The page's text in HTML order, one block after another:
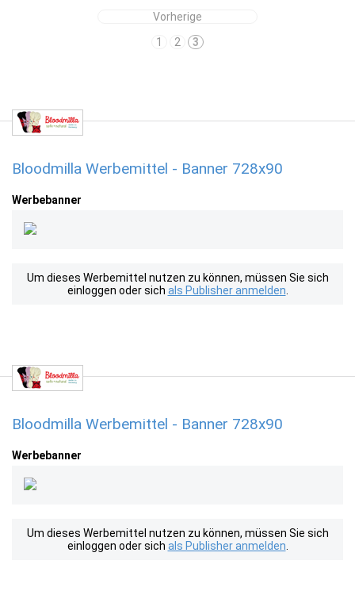
Vorherige
1
2 3
Bloodmilla Werbemittel - Banner 728x90
Werbebanner
Um dieses Werbemittel nutzen zu können, müssen Sie sich
einloggen oder sich als Publisher anmelden
Bloodmilla Werbemittel - Banner 728x90
Werbebanner
Um dieses Werbemittel nutzen zu können, müssen Sie sich
einloggen oder sich als Publisher anmelden